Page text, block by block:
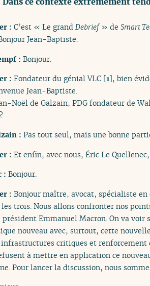
: C’est « Le grand Debrief» de Smart
Jean-Baptiste.
: Bonjour.
: Fondateur du génial VLC [1], bien
Jean-Baptiste.
Noël de Galzain, PDG fondateur de
: Pas tout seul, mais une bonne
: Et enfin, avec nous, Éric Le
: Bonjour.
: Bonjour maître, avocat, spécialiste en
trois. Nous allons confronter nos
Emmanuel Macron. On va voir
nouveau avec, surtout, cette
critiques et renforcement
à mettre en application ce
Pour lancer la discussion, nous